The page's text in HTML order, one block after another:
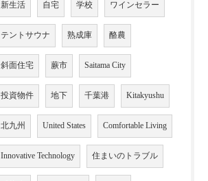
新生活 自宅 学校 ワインセラー
テントサウナ 熟成庫 酪農
斜面住宅 蕨市 Saitama City
投資物件 地下 千葉港 Kitakyushu
北九州 United States Comfortable Living
Innovative Technology 住まいのトラブル